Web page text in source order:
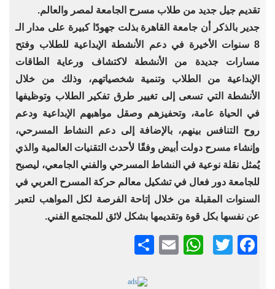
تقديم جيل جديد من طلاب مسرح الجامعة لمصر والعالم.
جدير بالذكر أن جامعة القاهرة بذلت جهودًا كبيرة على مدار الـ
8 سنوات الأخيرة في دعم الأنشطة الإبداعية للطلاب وفتح
مسارات جديدة من الأنشطة لاكتشاف ورعاية الطاقات
الإبداعية من الطلاب وتنمية شخصياتهم، وذلك من خلال
الأنشطة التي تسعى إلى تغيير طرق تفكير الطلاب وتوظيفها
في الحياة عامة، وتحفيزهم وصقل مواهبهم الإبداعية ودعم
روح التنافس بينهم، بالإضافة إلى دعم النشاط المسرحي،
وإنشاء مسرح دولت أبيض وفقًا لأحدث التقنيات العالمية والذي
يُمثل نقلة نوعية في النشاط المسرحي والفني الجامعي، ليصبح
للجامعة دور فعال في تشكيل معالم حركة المسرح العربي في
السنوات المقبلة من خلال إتاحة الفرصة لكل المواهب لتعبر
عن نفسها بكل قوة وتقديمها بشكل لائق للمجتمع الفني.
Facebook
Twitter
WhatsApp
Email